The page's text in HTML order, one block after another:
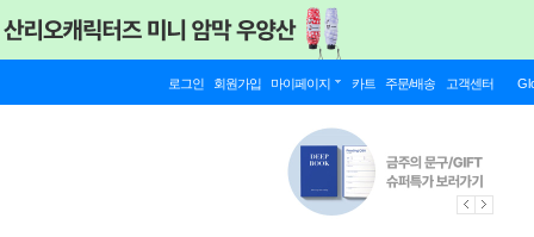
로그인 회원가입 마이페이지 카트 주문/배송 고객센터